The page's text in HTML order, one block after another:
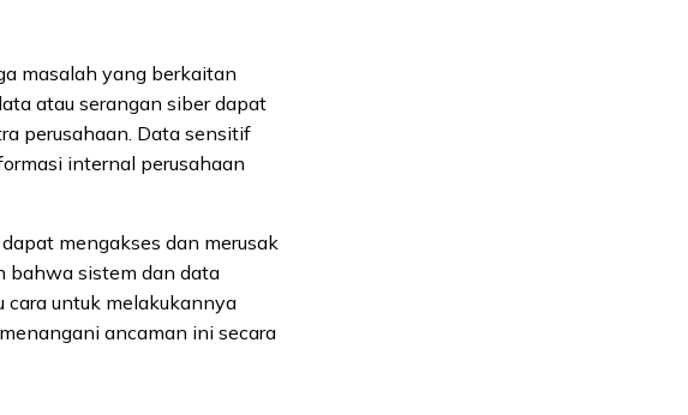
masalah yang berkaitan
atau serangan siber dapat
perusahaan. Data sensitif
internal perusahaan
mengakses dan merusak
bahwa sistem dan data
cara untuk melakukannya
ancaman ini secara